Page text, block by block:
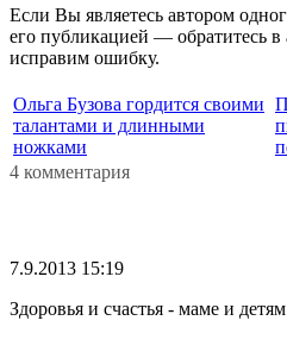
Если Вы являетесь автором
его публикацией — обратитесь
исправим ошибку.
Ольга Бузова гордится своими
талантами и длинными
ножками
4 комментария
7.9.2013 15:19
Здоровья и счастья - маме и